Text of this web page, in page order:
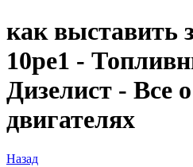
как выставить
10pe1 -
Дизелист - Все
двигателях
Назад